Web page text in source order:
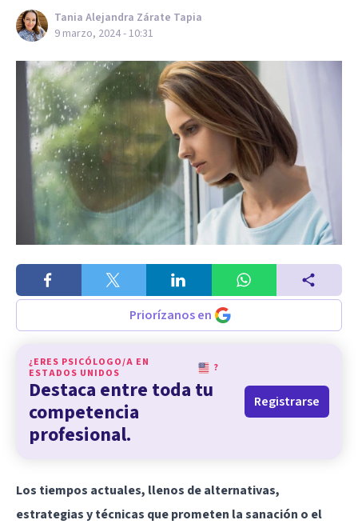
Tania Alejandra Zárate Tapia
9 marzo, 2024 - 10:31
Priorízanos en
¿ERES PSICÓLOGO/A EN
ESTADOS UNIDOS
?
Destaca entre toda tu
competencia
profesional.
Registrarse
Los tiempos actuales, llenos de alternativas,
estrategias y técnicas que prometen la sanación o el